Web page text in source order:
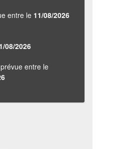
entre le 11/08/2026
08/2026
entre le